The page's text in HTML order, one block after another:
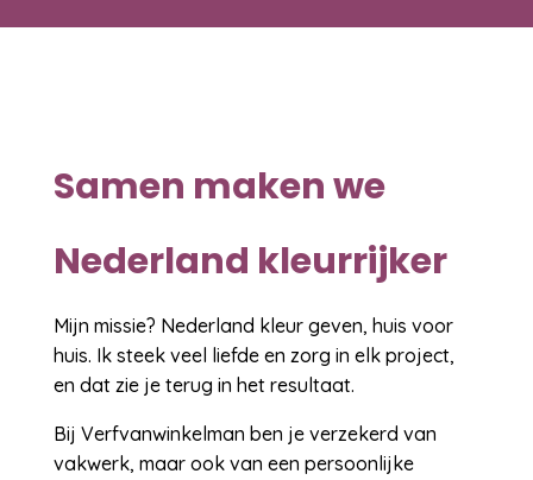
Samen maken we
Nederland kleurrijker
Mijn missie? Nederland kleur geven, huis voor
huis. Ik steek veel liefde en zorg in elk project,
en dat zie je terug in het resultaat.
Bij Verfvanwinkelman ben je verzekerd van
vakwerk, maar ook van een persoonlijke